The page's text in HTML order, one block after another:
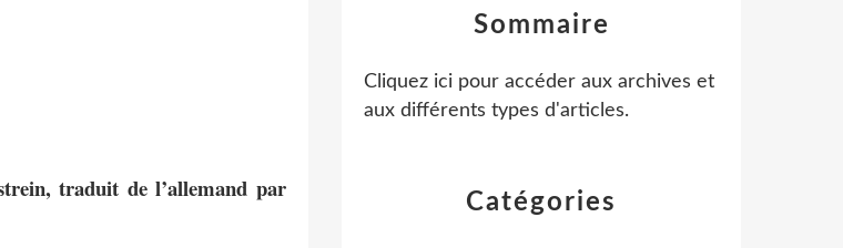
traduit de l’allemand par
Catégories
Sommaire
Cliquez ici pour accéder aux archives et
aux différents types d'articles.